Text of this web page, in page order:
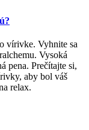
vírivke. Vyhnite sa
Vysoká
pena. Prečítajte si,
aby bol váš
relax.